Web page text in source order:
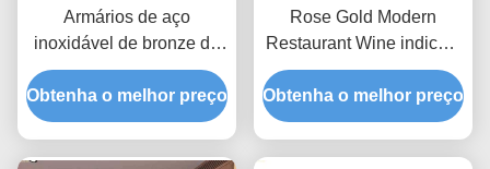
Armários de aço
inoxidável de bronze do
vinho do ODM 24
refrigeradores AC240V
do vinho da polegada
Obtenha o melhor preço
Rose Gold Modern
Restaurant Wine indica o
armário TUV 350*190cm
Obtenha o melhor preço